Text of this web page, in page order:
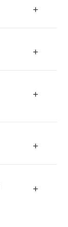
+
+
+
+
+